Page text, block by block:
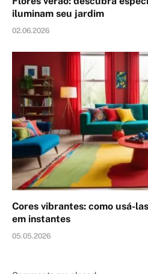
iluminam seu jardim
02.06.2026
Cores vibrantes: como usá-
em instantes
05.05.2026